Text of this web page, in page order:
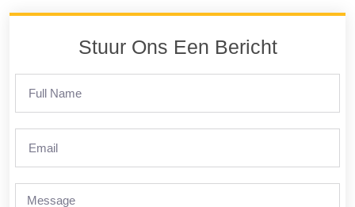
Stuur Ons Een Bericht